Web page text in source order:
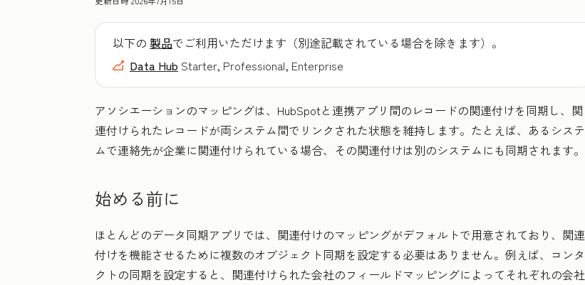
以下の 製品でご利用いただけます（別途記載されている場合を除きます）。
Data Hub Starter, Professional, Enterprise
アソシエーションのマッピングは、HubSpotと連携アプリ間のレコードの関連付けを同期し、関
連付けられたレコードが両システム間でリンクされた状態を維持します。たとえば、あるシステ
ムで連絡先が企業に関連付けられている場合、その関連付けは別のシステムにも同期されます。
始める前に
ほとんどのデータ同期アプリでは、関連付けのマッピングがデフォルトで用意されており、関連
付けを機能させるために複数のオブジェクト同期を設定する必要はありません。例えば、コンタ
クトの同期を設定すると、関連付けられた会社のフィールドマッピングによってそれぞれの会社